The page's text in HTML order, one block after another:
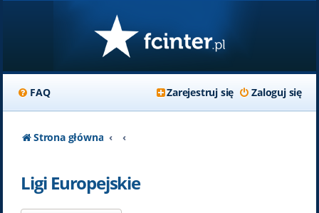
FAQ Zaloguj się
Zarejestruj się
Strona główna
Ligi Europejskie